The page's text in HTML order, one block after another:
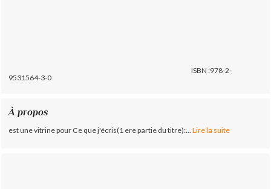
ISBN :978-2-
9531564-3-0
À propos
est une vitrine pour Ce que j'écris(1 ere partie du titre):... Lire la suite